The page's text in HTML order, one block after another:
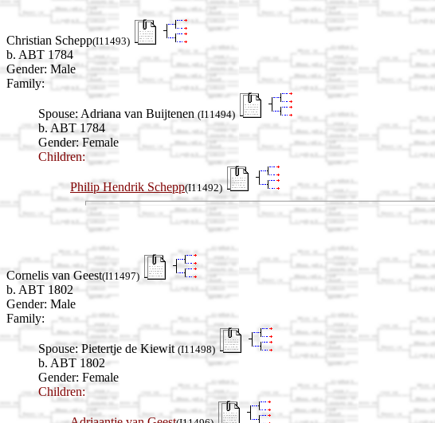
Christian Schepp(I11493)
b. ABT 1784
Gender: Male
Family:
Spouse: Adriana van Buijtenen (I11494)
b. ABT 1784
Gender: Female
Children:
Philip Hendrik Schepp(I11492)
Cornelis van Geest(I11497)
b. ABT 1802
Gender: Male
Family:
Spouse: Pietertje de Kiewit(I11498)
b. ABT 1802
Gender: Female
Children: